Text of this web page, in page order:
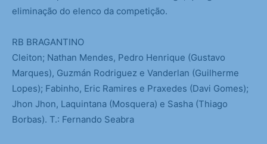
eliminação do elenco da competição.
RB BRAGANTINO
Cleiton; Nathan Mendes, Pedro Henrique (Gustavo
Marques), Guzmán Rodriguez e Vanderlan (Guilherme
Lopes); Fabinho, Eric Ramires e Praxedes (Davi Gomes);
Jhon Jhon, Laquintana (Mosquera) e Sasha (Thiago
Borbas). T.: Fernando Seabra